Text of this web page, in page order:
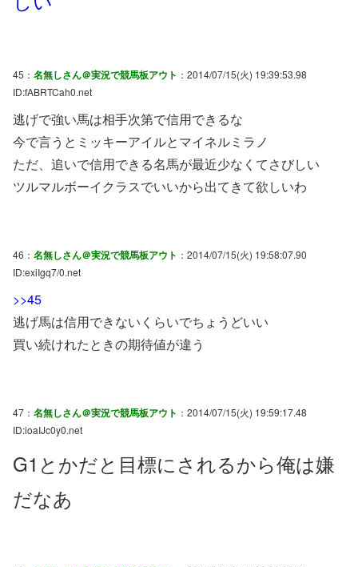
45： 名無しさん＠実況で競馬板アウト ：2014/07/15(火) 19:39:53.98
ID:fABRTCah0.net
逃げで強い馬は相手次第で信用できるな
今で言うとミッキーアイルとマイネルミラノ
ただ、追いで信用できる名馬が最近少なくてさびしい
ツルマルボーイクラスでいいから出てきて欲しいわ
46： 名無しさん＠実況で競馬板アウト ：2014/07/15(火) 19:58:07.90
ID:exiIgq7/0.net
>>45
逃げ馬は信用できないくらいでちょうどいい
買い続けれたときの期待値が違う
47： 名無しさん＠実況で競馬板アウト ：2014/07/15(火) 19:59:17.48
ID:ioaIJc0y0.net
G1とかだと目標にされるから俺は嫌
だなあ